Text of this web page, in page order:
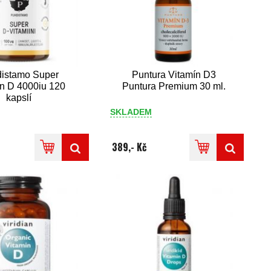
Super
D 4000iu 120
kapslí
Puntura Vitamín D3
Puntura Premium 30 ml.
SKLADEM
389,- Kč